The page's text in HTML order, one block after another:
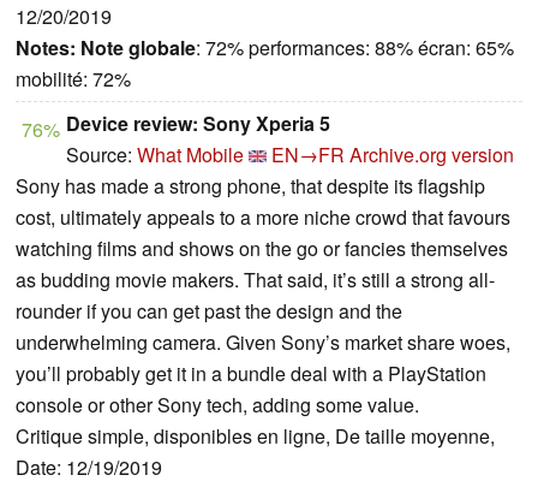
12/20/2019
Notes: Note globale: 72% performances: 88% écran: 65%
mobilité: 72%
76% Device review: Sony Xperia 5
Source: What Mobile EN→FR Archive.org version
Sony has made a strong phone, that despite its flagship
cost, ultimately appeals to a more niche crowd that favours
watching films and shows on the go or fancies themselves
as budding movie makers. That said, it’s still a strong all-
rounder if you can get past the design and the
underwhelming camera. Given Sony’s market share woes,
you’ll probably get it in a bundle deal with a PlayStation
console or other Sony tech, adding some value.
Critique simple, disponibles en ligne, De taille moyenne,
Date: 12/19/2019